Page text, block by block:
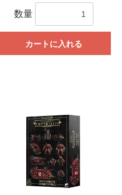
数量
カートに入れる